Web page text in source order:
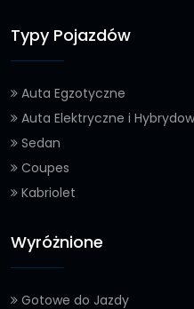
Typy Pojazdów
Auta Egzotyczne
Auta Elektryczne i
Sedan
Coupes
Kabriolet
Wyróżnione
Gotowe do Jazdy